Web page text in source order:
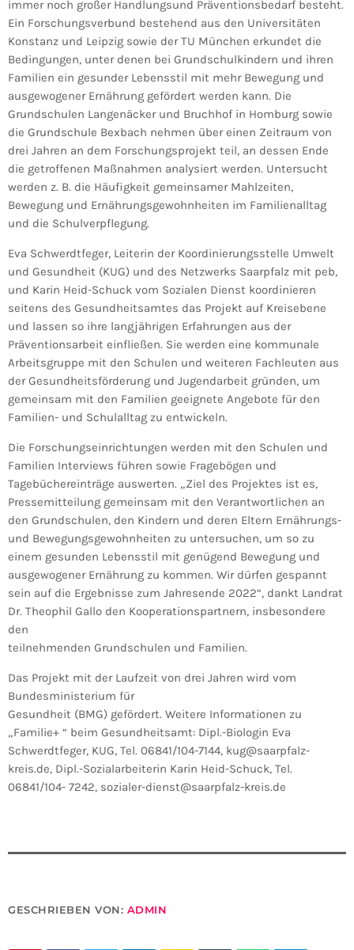
immer noch großer Handlungsund Präventionsbedarf besteht.
Ein Forschungsverbund bestehend aus den Universitäten
Konstanz und Leipzig sowie der TU München erkundet die
Bedingungen, unter denen bei Grundschulkindern und ihren
Familien ein gesunder Lebensstil mit mehr Bewegung und
ausgewogener Ernährung gefördert werden kann. Die
Grundschulen Langenäcker und Bruchhof in Homburg sowie
die Grundschule Bexbach nehmen über einen Zeitraum von
drei Jahren an dem Forschungsprojekt teil, an dessen Ende
die getroffenen Maßnahmen analysiert werden. Untersucht
werden z. B. die Häufigkeit gemeinsamer Mahlzeiten,
Bewegung und Ernährungsgewohnheiten im Familienalltag
und die Schulverpflegung.
Eva Schwerdtfeger, Leiterin der Koordinierungsstelle Umwelt
und Gesundheit (KUG) und des Netzwerks Saarpfalz mit peb,
und Karin Heid-Schuck vom Sozialen Dienst koordinieren
seitens des Gesundheitsamtes das Projekt auf Kreisebene
und lassen so ihre langjährigen Erfahrungen aus der
Präventionsarbeit einfließen. Sie werden eine kommunale
Arbeitsgruppe mit den Schulen und weiteren Fachleuten aus
der Gesundheitsförderung und Jugendarbeit gründen, um
gemeinsam mit den Familien geeignete Angebote für den
Familien- und Schulalltag zu entwickeln.
Die Forschungseinrichtungen werden mit den Schulen und
Familien Interviews führen sowie Fragebögen und
Tagebüchereinträge auswerten. „Ziel des Projektes ist es,
Pressemitteilung gemeinsam mit den Verantwortlichen an
den Grundschulen, den Kindern und deren Eltern Ernährungs-
und Bewegungsgewohnheiten zu untersuchen, um so zu
einem gesunden Lebensstil mit genügend Bewegung und
ausgewogener Ernährung zu kommen. Wir dürfen gespannt
sein auf die Ergebnisse zum Jahresende 2022“, dankt Landrat
Dr. Theophil Gallo den Kooperationspartnern, insbesondere
den
teilnehmenden Grundschulen und Familien.
Das Projekt mit der Laufzeit von drei Jahren wird vom
Bundesministerium für
Gesundheit (BMG) gefördert. Weitere Informationen zu
„Familie+ “ beim Gesundheitsamt: Dipl.-Biologin Eva
Schwerdtfeger, KUG, Tel. 06841/104-7144, kug@saarpfalz-
kreis.de, Dipl.-Sozialarbeiterin Karin Heid-Schuck, Tel.
06841/104- 7242, sozialer-dienst@saarpfalz-kreis.de
GESCHRIEBEN VON: ADMIN